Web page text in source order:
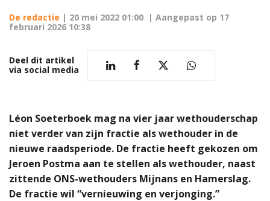
De redactie | 20 mei 2022 01:00 | Aangepast op 17
februari 2026 10:38
Deel dit artikel
via social media
Léon Soeterboek mag na vier jaar wethouderschap
niet verder van zijn fractie als wethouder in de
nieuwe raadsperiode. De fractie heeft gekozen om
Jeroen Postma aan te stellen als wethouder, naast
zittende ONS-wethouders Mijnans en Hamerslag.
De fractie wil “vernieuwing en verjonging.”